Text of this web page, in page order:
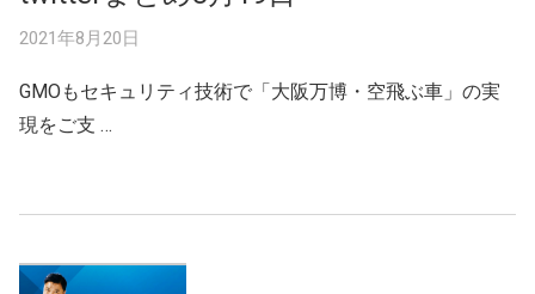
2021年8月20日
GMOもセキュリティ技術で「大阪万博・空飛ぶ車」の実
現をご支 …